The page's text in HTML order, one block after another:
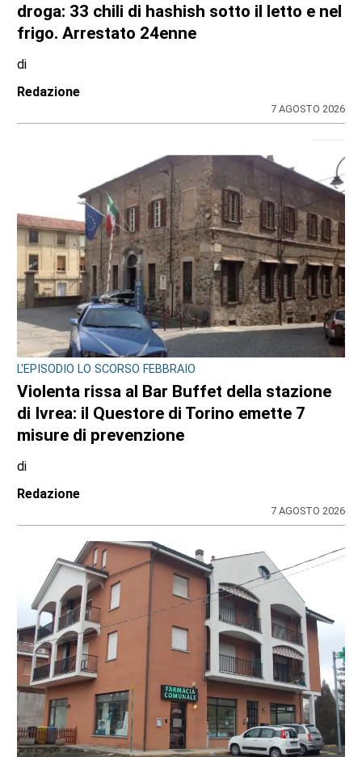
droga: 33 chili di hashish sotto il letto e nel
frigo. Arrestato 24enne
di
Redazione
7 AGOSTO 2026
L'EPISODIO LO SCORSO FEBBRAIO
Violenta rissa al Bar Buffet della stazione
di Ivrea: il Questore di Torino emette 7
misure di prevenzione
di
Redazione
7 AGOSTO 2026